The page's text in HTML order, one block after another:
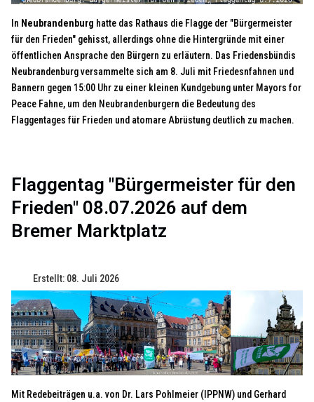
In Neubrandenburg hatte das Rathaus die Flagge der "Bürgermeister
für den Frieden" gehisst, allerdings ohne die Hintergründe mit einer
öffentlichen Ansprache den Bürgern zu erläutern. Das Friedensbündis
Neubrandenburg versammelte sich am 8. Juli mit Friedesnfahnen und
Bannern gegen 15:00 Uhr zu einer kleinen Kundgebung unter Mayors for
Peace Fahne, um den Neubrandenburgern die Bedeutung des
Flaggentages für Frieden und atomare Abrüstung deutlich zu machen.
Flaggentag "Bürgermeister für den
Frieden" 08.07.2026 auf dem
Bremer Marktplatz
Erstellt: 08. Juli 2026
Mit Redebeiträgen u.a. von Dr. Lars Pohlmeier (IPPNW) und Gerhard